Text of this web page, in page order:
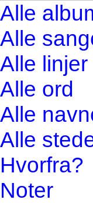
Alle
Alle
Alle linjer
Alle ord
Alle
Alle
Hvorfra?
Noter